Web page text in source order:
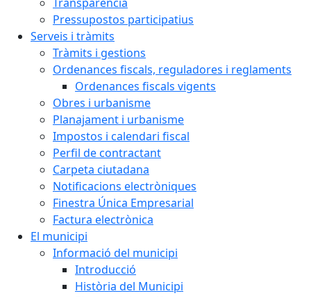
Pressupostos participatius
Serveis i tràmits
Tràmits i gestions
Ordenances fiscals, reguladores i reglaments
Ordenances fiscals vigents
Obres i urbanisme
Planajament i urbanisme
Impostos i calendari fiscal
Perfil de contractant
Carpeta ciutadana
Notificacions electròniques
Finestra Única Empresarial
Factura electrònica
El municipi
Informació del municipi
Introducció
Història del Municipi